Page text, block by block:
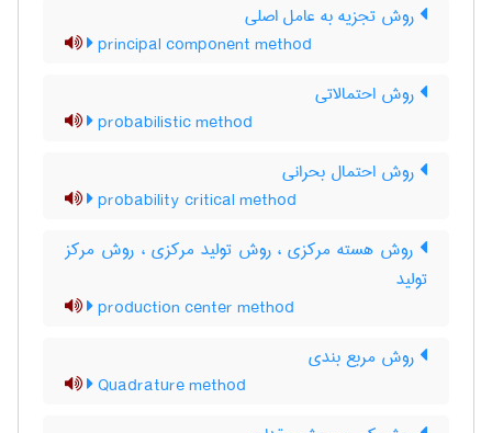
روش تجزیه به عامل اصلی
principal component method
روش احتمالاتی
probabilistic method
روش احتمال بحرانی
probability critical method
روش هسته مرکزی ، روش تولید مرکزی ، روش مرکز
تولید
production center method
روش مربع بندی
Quadrature method